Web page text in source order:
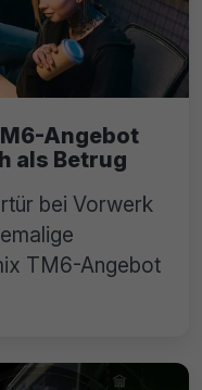
Angebot
als Betrug
bei Vorwerk
TM6-Angebot